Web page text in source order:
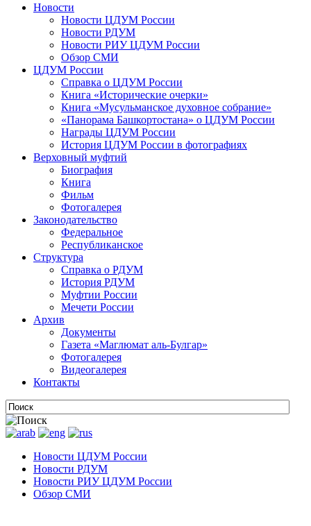
Новости
Новости ЦДУМ России
Новости РДУМ
Новости РИУ ЦДУМ России
Обзор СМИ
ЦДУМ России
Справка о ЦДУМ России
Книга «Исторические очерки»
Книга «Мусульманское духовное собрание»
«Панорама Башкортостана» о ЦДУМ России
Награды ЦДУМ России
История ЦДУМ России в фотографиях
Верховный муфтий
Биография
Книга
Фильм
Фотогалерея
Законодательство
Федеральное
Республиканское
Структура
Справка о РДУМ
История РДУМ
Муфтии России
Мечети России
Архив
Документы
Газета «Маглюмат аль-Булгар»
Фотогалерея
Видеогалерея
Контакты
Новости ЦДУМ России
Новости РДУМ
Новости РИУ ЦДУМ России
Обзор СМИ